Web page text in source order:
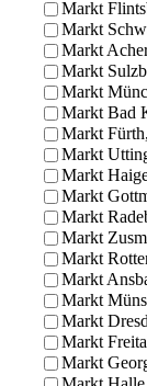
Markt
Markt
Markt
Markt
Markt
Markt Bad
Markt
Markt
Markt
Markt
Markt
Markt
Markt
Markt
Markt
Markt
Markt
Markt